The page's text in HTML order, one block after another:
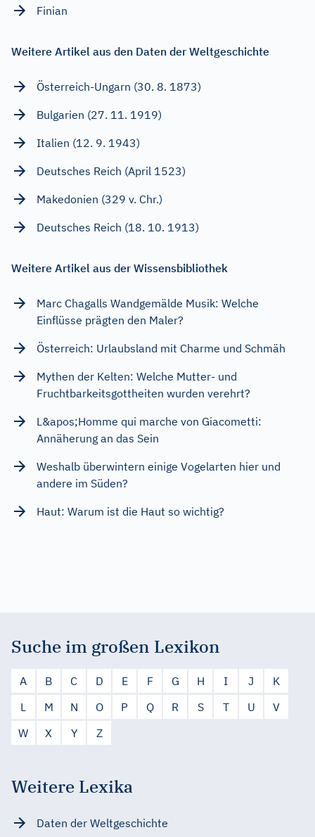
Finian
Weitere Artikel aus den Daten der Weltgeschichte
Österreich-Ungarn (30. 8. 1873)
Bulgarien (27. 11. 1919)
Italien (12. 9. 1943)
Deutsches Reich (April 1523)
Makedonien (329 v. Chr.)
Deutsches Reich (18. 10. 1913)
Weitere Artikel aus der Wissensbibliothek
Marc Chagalls Wandgemälde Musik: Welche
Einflüsse prägten den Maler?
Österreich: Urlaubsland mit Charme und Schmäh
Mythen der Kelten: Welche Mutter- und
Fruchtbarkeitsgottheiten wurden verehrt?
L&apos;Homme qui marche von Giacometti:
Annäherung an das Sein
Weshalb überwintern einige Vogelarten hier und
andere im Süden?
Haut: Warum ist die Haut so wichtig?
Suche im großen Lexikon
A B C D E F G H I J
K
L
M N O P Q R S T U
V
W
X Y Z
Weitere Lexika
Daten der Weltgeschichte